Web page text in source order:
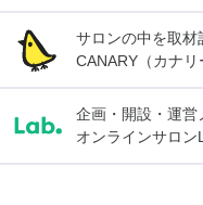
サロンの中を取材
CANARY（カナリ
企画・開設・運営
オンラインサロン